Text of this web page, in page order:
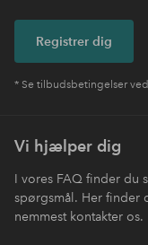
Registrer dig
* Se tilbudsbetingelser
Vi hjælper dig
I vores FAQ finder du
spørgsmål. Her finder
nemmest kontakter os.